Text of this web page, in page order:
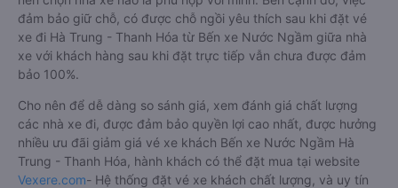
đảm bảo giữ chỗ, có được chỗ ngồi yêu thích sau khi đặt vé
xe đi Hà Trung - Thanh Hóa từ Bến xe Nước Ngầm giữa nhà
xe với khách hàng sau khi đặt trực tiếp vẫn chưa được đảm
bảo 100%.
Cho nên để dễ dàng so sánh giá, xem đánh giá chất lượng
các nhà xe đi, được đảm bảo quyền lợi cao nhất, được hưởng
nhiều ưu đãi giảm giá vé xe khách Bến xe Nước Ngầm Hà
Trung - Thanh Hóa, hành khách có thể đặt mua tại website
Vexere.com- Hệ thống đặt vé xe khách chất lượng, và uy tín